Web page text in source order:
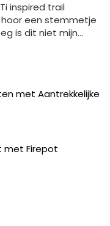
inspired trail
hoor een stemmetje
is dit niet mijn...
met Aantrekkelijke
met Firepot